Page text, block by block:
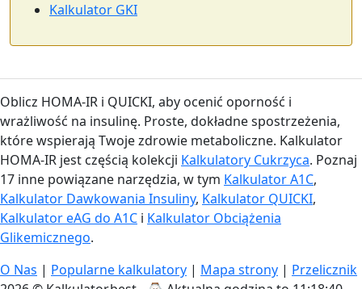
Kalkulator GKI
Oblicz HOMA-IR i QUICKI, aby ocenić oporność i
wrażliwość na insulinę. Proste, dokładne spostrzeżenia,
które wspierają Twoje zdrowie metaboliczne. Kalkulator
HOMA-IR jest częścią kolekcji Kalkulatory Cukrzyca. Poznaj
17 inne powiązane narzędzia, w tym Kalkulator A1C,
Kalkulator Dawkowania Insuliny, Kalkulator QUICKI,
Kalkulator eAG do A1C i Kalkulator Obciążenia
Glikemicznego.
O Nas | Popularne kalkulatory | Mapa strony | Przelicznik